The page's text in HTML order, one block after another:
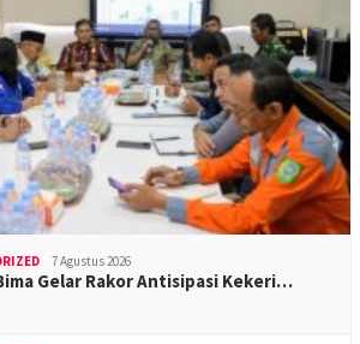
7 Agustus 2026
Gelar Rakor Antisipasi Kekeri…